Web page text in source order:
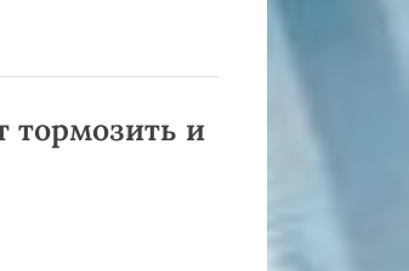
тормозить и